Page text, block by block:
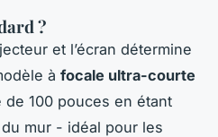
?
et l’écran détermine
à focale ultra-courte
100 pouces en étant
mur - idéal pour les